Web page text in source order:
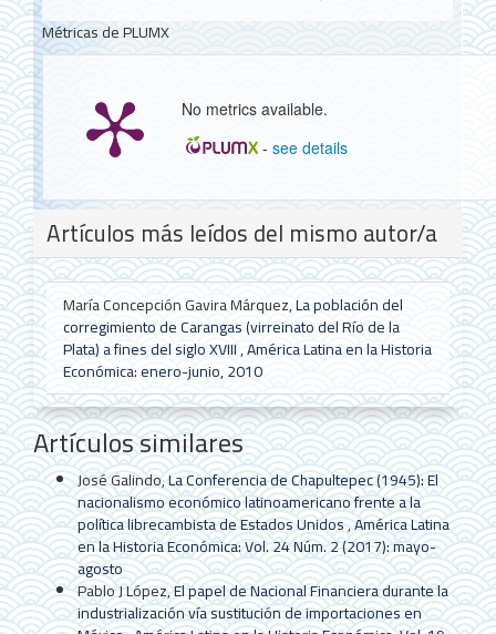
Métricas de PLUMX
No metrics available.
-see details
Detalles
del
artículo
Artículos más leídos del mismo autor/a
María Concepción Gavira Márquez,La población del
corregimiento de Carangas (virreinato del Río de la
Plata) a fines del siglo XVIII,América Latina en la Historia
Económica: enero-junio, 2010
Artículos similares
José Galindo,La Conferencia de Chapultepec (1945): El
nacionalismo económico latinoamericano frente a la
política librecambista de Estados Unidos,América Latina
en la Historia Económica: Vol. 24 Núm. 2 (2017): mayo-
agosto
Pablo J López,El papel de Nacional Financiera durante la
industrialización vía sustitución de importaciones en